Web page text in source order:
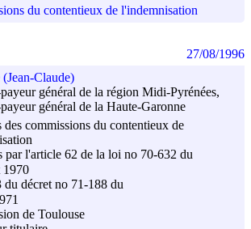
du contentieux de l'indemnisation
(Jean-Claude)
général de la région Midi-Pyrénées,
général de la Haute-Garonne
des commissions du contentieux de
par l'article 62 de la loi no 70-632 du
1970
du décret no 71-188 du
de Toulouse
27/08/1996